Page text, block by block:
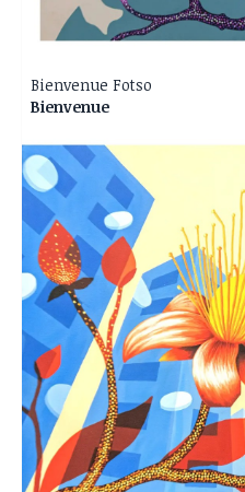
Bienvenue Fotso
Bienvenue